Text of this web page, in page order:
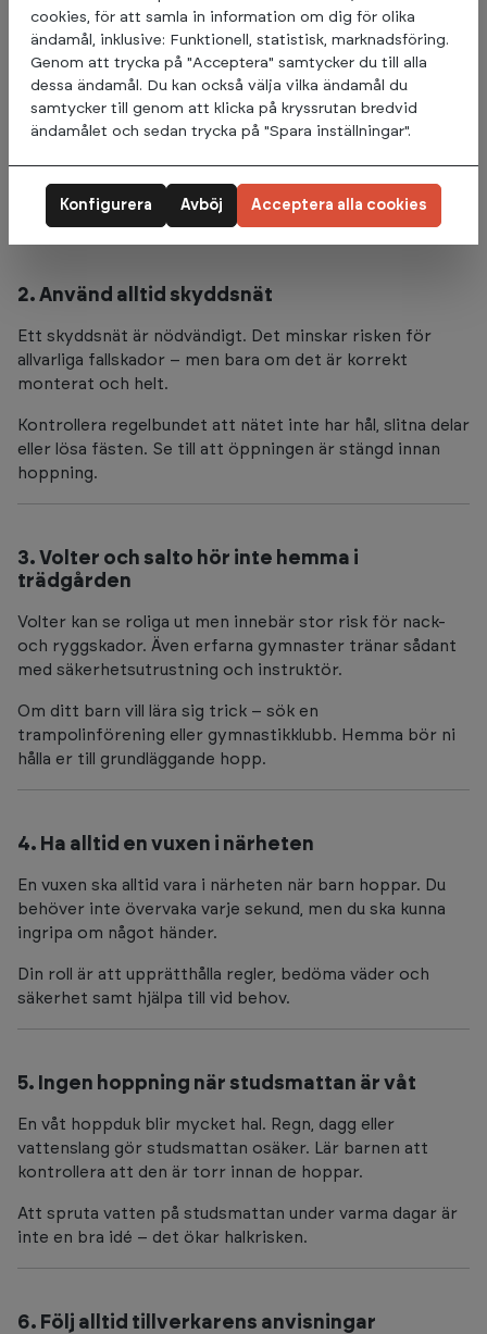
1. Hoppa alltid en i taget
De flesta skador sker när flera barn hoppar samtidigt.
När ett barn landar medan ett annat är i luften uppstår
oförutsägbara krafter. Mindre barn riskerar att kastas
upp högre än väntat eller att barnen landar på varandra.
Inför en tydlig regel från början: endast ett barn på
studsmattan åt gången. Använd gärna turtagning eller
timer.
2. Använd alltid skyddsnät
Ett skyddsnät är nödvändigt. Det minskar risken för
allvarliga fallskador – men bara om det är korrekt
monterat och helt.
Kontrollera regelbundet att nätet inte har hål, slitna delar
eller lösa fästen. Se till att öppningen är stängd innan
hoppning.
3. Volter och salto hör inte hemma i
trädgården
Volter kan se roliga ut men innebär stor risk för nack-
och ryggskador. Även erfarna gymnaster tränar sådant
med säkerhetsutrustning och instruktör.
Om ditt barn vill lära sig trick – sök en
trampolinförening eller gymnastikklubb. Hemma bör ni
hålla er till grundläggande hopp.
4. Ha alltid en vuxen i närheten
En vuxen ska alltid vara i närheten när barn hoppar. Du
behöver inte övervaka varje sekund, men du ska kunna
ingripa om något händer.
Din roll är att upprätthålla regler, bedöma väder och
säkerhet samt hjälpa till vid behov.
5. Ingen hoppning när studsmattan är våt
En våt hoppduk blir mycket hal. Regn, dagg eller
vattenslang gör studsmattan osäker. Lär barnen att
kontrollera att den är torr innan de hoppar.
Att spruta vatten på studsmattan under varma dagar är
inte en bra idé – det ökar halkrisken.
6. Följ alltid tillverkarens anvisningar
cookies, för att samla in information om dig för olika
ändamål, inklusive: Funktionell, statistisk, marknadsföring.
Genom att trycka på "Acceptera" samtycker du till alla
dessa ändamål. Du kan också välja vilka ändamål du
samtycker till genom att klicka på kryssrutan bredvid
ändamålet och sedan trycka på "Spara inställningar".
Avböj
Konfigurera Acceptera alla cookies